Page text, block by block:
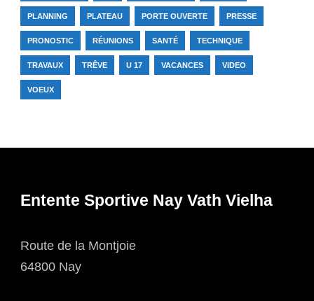
PLANNING PLATEAU PORTE OUVERTE PRESSE
PRONOSTIC RÉUNIONS SANTÉ TECHNIQUE
TRAVAUX TRÊVE U 17 VACANCES VIDEO
VOEUX
Entente Sportive Nay Vath Vielha
Route de la Montjoie
64800 Nay